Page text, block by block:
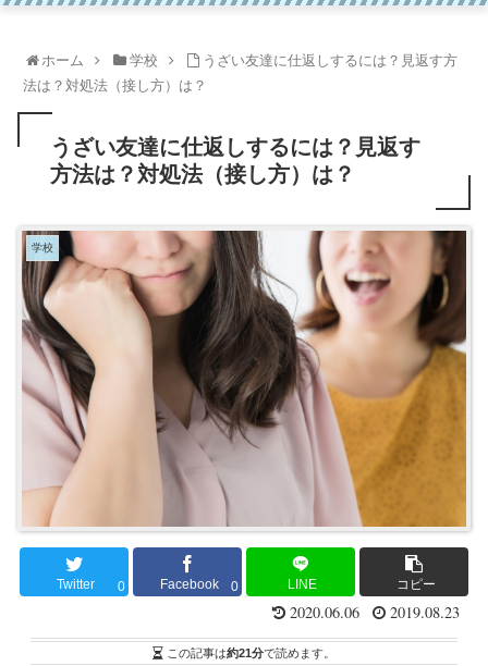
ホーム 学校
うざい友達に仕返しするには？見返す方
法は？対処法（接し方）は？
うざい友達に仕返しするには？見返す
方法は？対処法（接し方）は？
学校
Twitter 0 Facebook 0 LINE コピー
2020.06.06 2019.08.23
この記事は約21分で読めます。